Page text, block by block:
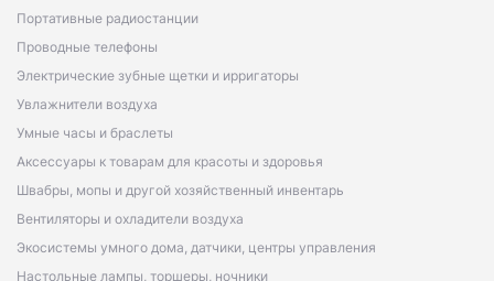
Портативные радиостанции
Проводные телефоны
Электрические зубные щетки и ирригаторы
Увлажнители воздуха
Умные часы и браслеты
Аксессуары к товарам для красоты и здоровья
Швабры, мопы и другой хозяйственный инвентарь
Вентиляторы и охладители воздуха
Экосистемы умного дома, датчики, центры управления
Настольные лампы, торшеры, ночники